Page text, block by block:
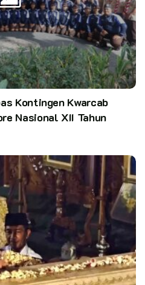
Kontingen Kwarcab
Nasional XII Tahun